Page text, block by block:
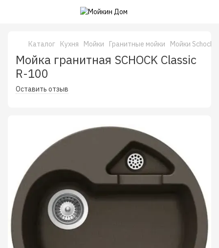
Каталог Кухня Мойки Гранитные мойки Мойки Schock
Мойка гранитная SCHOCK Classic
R-100
Оставить отзыв